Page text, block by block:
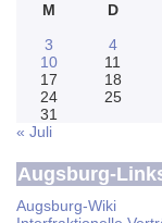
M
D
3
4
10
11
17
18
24
25
31
« Juli
Augsburg-
Augsburg-Wiki